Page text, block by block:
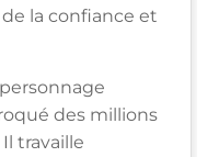
la confiance et
des millions
travaille